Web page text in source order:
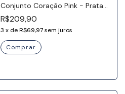
Conjunto Coração Pink - Prata
925
R$209,90
3 x deR$69,97sem juros